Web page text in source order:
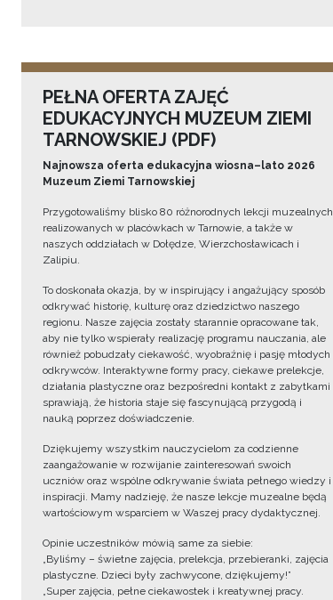
PEŁNA OFERTA ZAJĘĆ
EDUKACYJNYCH MUZEUM ZIEMI
TARNOWSKIEJ (PDF)
Najnowsza oferta edukacyjna wiosna–lato 2026
Muzeum Ziemi Tarnowskiej
Przygotowaliśmy blisko 80 różnorodnych lekcji muzealnych
realizowanych w placówkach w Tarnowie, a także w
naszych oddziałach w Dołędze, Wierzchosławicach i
Zalipiu.
To doskonała okazja, by w inspirujący i angażujący sposób
odkrywać historię, kulturę oraz dziedzictwo naszego
regionu. Nasze zajęcia zostały starannie opracowane tak,
aby nie tylko wspierały realizację programu nauczania, ale
również pobudzały ciekawość, wyobraźnię i pasję młodych
odkrywców. Interaktywne formy pracy, ciekawe prelekcje,
działania plastyczne oraz bezpośredni kontakt z zabytkami
sprawiają, że historia staje się fascynującą przygodą i
nauką poprzez doświadczenie.
Dziękujemy wszystkim nauczycielom za codzienne
zaangażowanie w rozwijanie zainteresowań swoich
uczniów oraz wspólne odkrywanie świata pełnego wiedzy i
inspiracji. Mamy nadzieję, że nasze lekcje muzealne będą
wartościowym wsparciem w Waszej pracy dydaktycznej.
Opinie uczestników mówią same za siebie:
„Byliśmy – świetne zajęcia, prelekcja, przebieranki, zajęcia
plastyczne. Dzieci były zachwycone, dziękujemy!”
„Super zajęcia, pełne ciekawostek i kreatywnej pracy.